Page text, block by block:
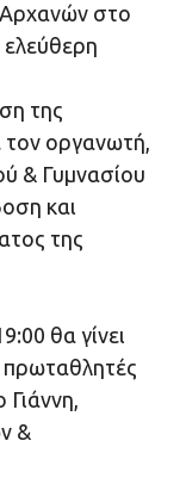
στο
της
οργανωτή,
& Γυμνασίου
και
της
θα γίνει
πρωταθλητές
&